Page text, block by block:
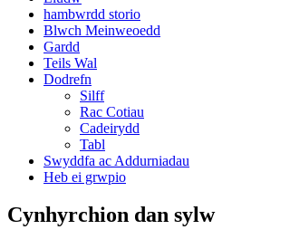
hambwrdd storio
Blwch Meinweoedd
Gardd
Teils Wal
Dodrefn
Silff
Rac Cotiau
Cadeirydd
Tabl
Swyddfa ac Addurniadau
Heb ei grwpio
Cynhyrchion dan sylw